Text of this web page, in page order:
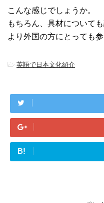
こんな感じでしょうか。
もちろん、具材について
より外国の方にとっても
-英語で日本文化紹介
B!